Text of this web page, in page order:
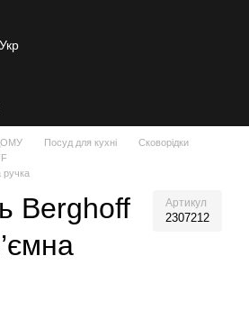
Укр
Посуд для кухні
Сковорідки
ручка
Berghoff
Артикул
2307212